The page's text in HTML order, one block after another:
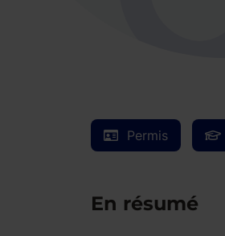
Permis
En résumé